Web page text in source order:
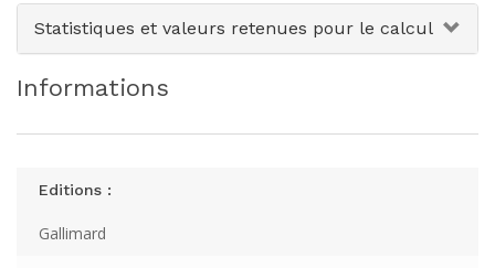
Statistiques et valeurs retenues pour le calcul
Informations
Editions :
Gallimard